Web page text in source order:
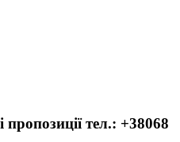
тел.: +38068